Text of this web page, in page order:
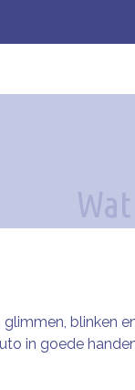
blinken
in goede